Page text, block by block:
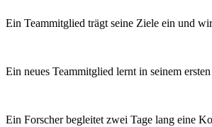
Ein Teammitglied trägt seine Ziele ein und
Ein neues Teammitglied lernt in seinem
Ein Forscher begleitet zwei Tage lang eine